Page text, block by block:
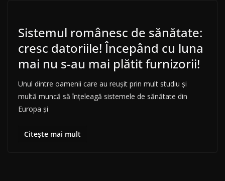
Sistemul românesc de sănătate:
cresc datoriile! Începând cu luna
mai nu s-au mai plătit furnizorii!
Unul dintre oamenii care au reușit prin mult studiu și
multă muncă să înțeleagă sistemele de sănătate din
Europa și
Citește mai mult